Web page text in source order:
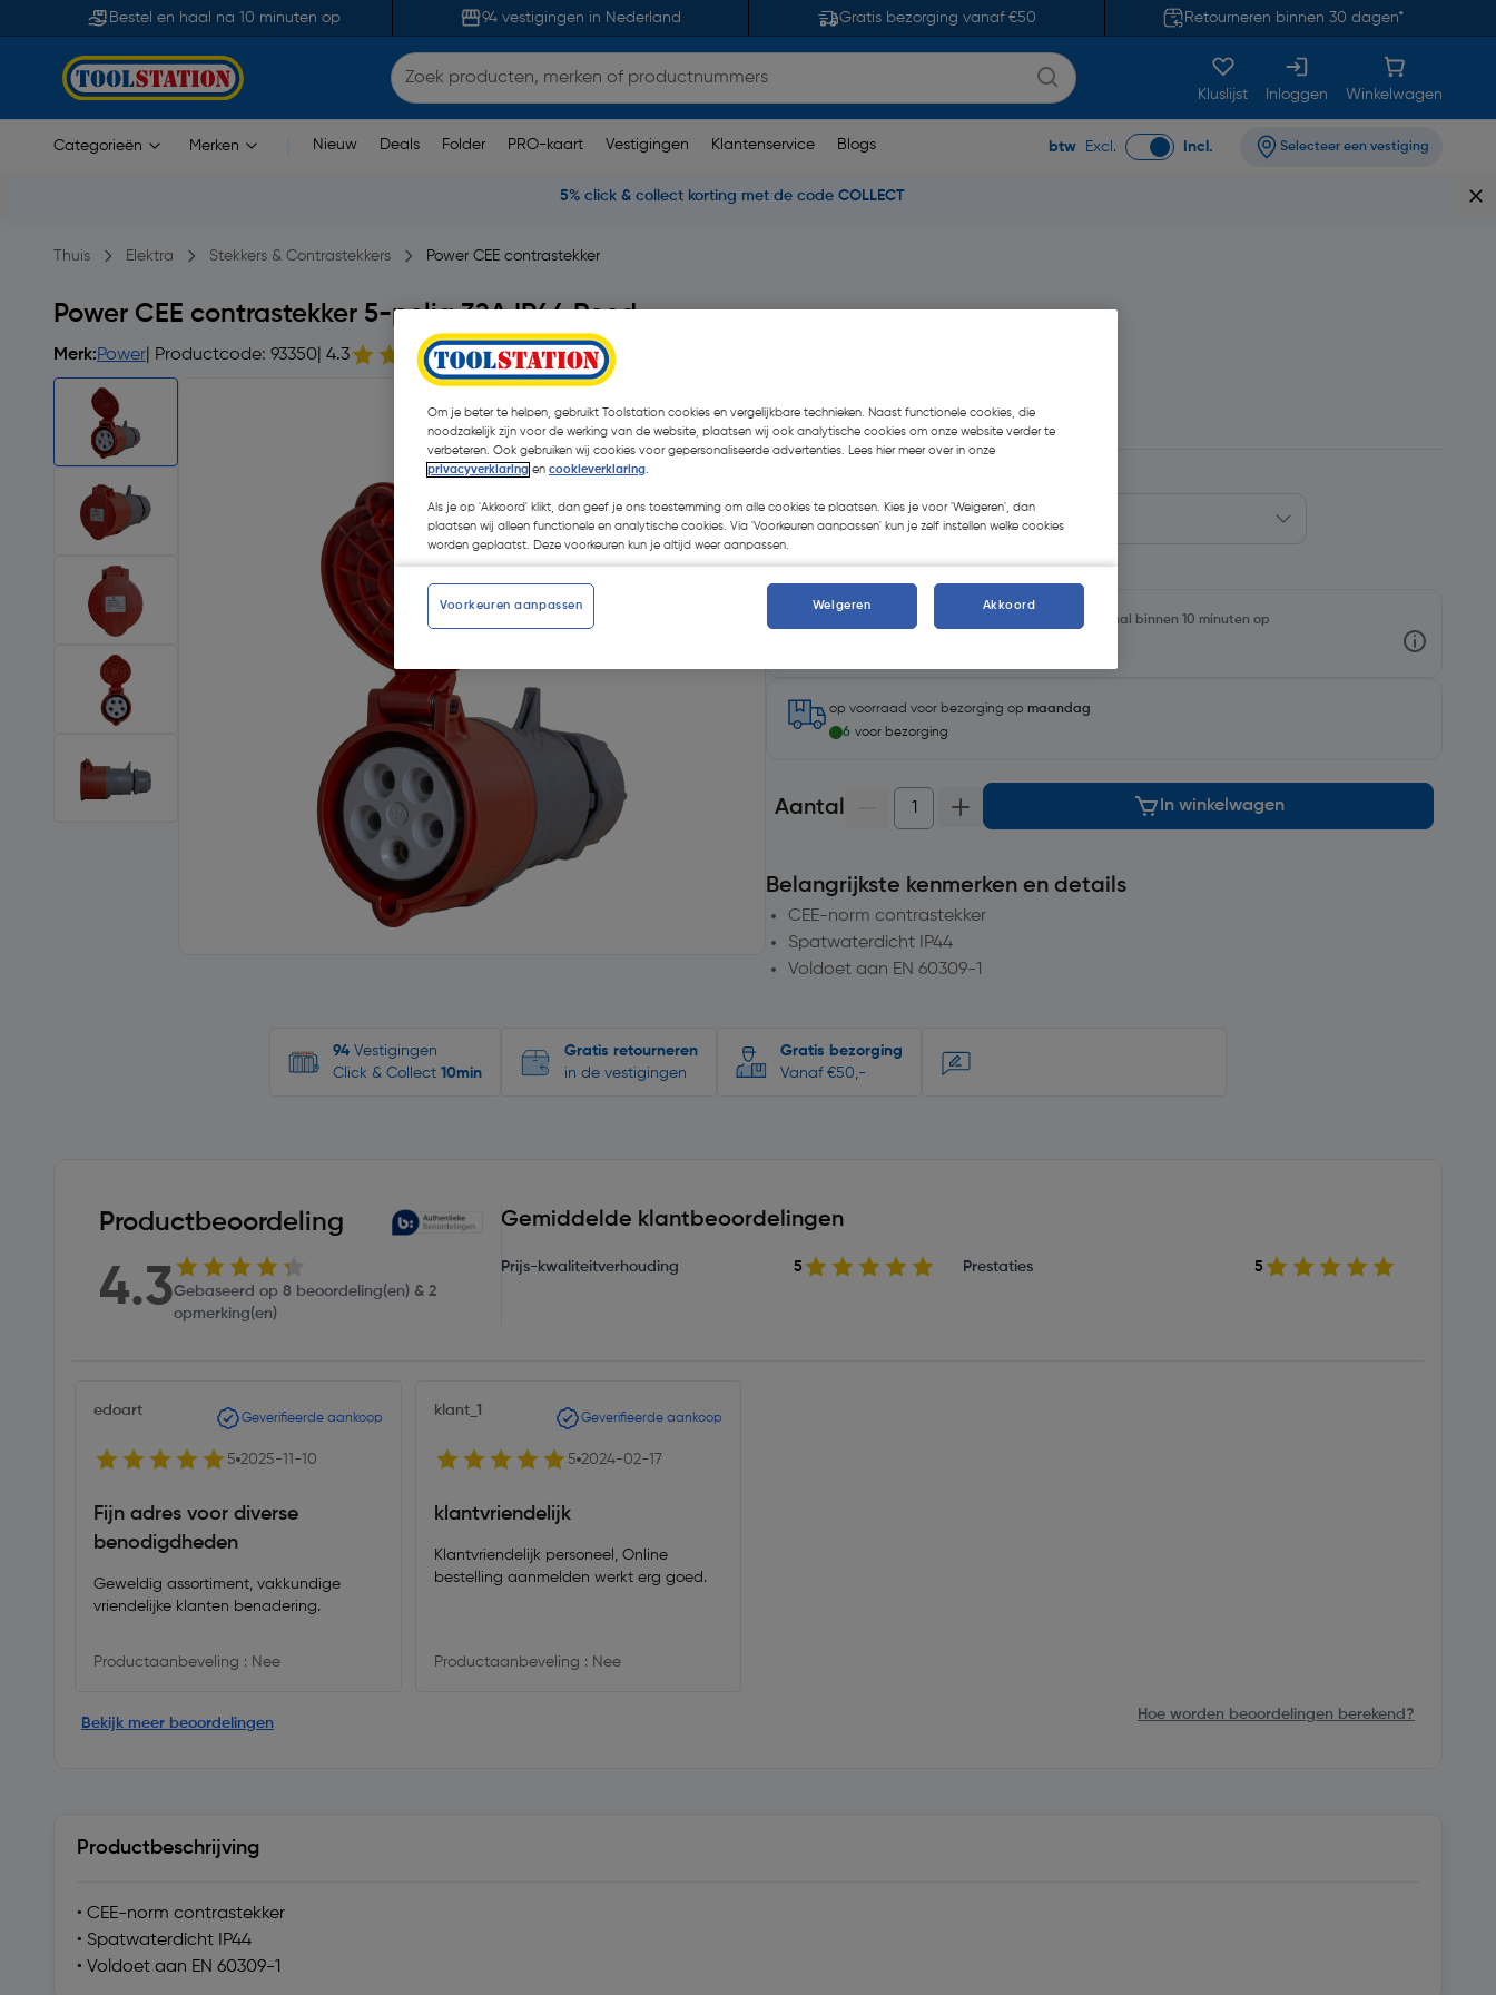
Bestel en haal na 10 minuten op 94 vestigingen in Nederland Gratis bezorging vanaf €50 Retourneren binnen 30 dagen*
Kluslijst Inloggen Winkelwagen
Categorieën Merken Nieuw Deals Folder PRO-kaart Vestigingen Klantenservice Blogs btw Excl. Incl. Selecteer een vestiging
5% click & collect korting met de code COLLECT
Thuis Elektra Stekkers & Contrastekkers Power CEE contrastekker
Power CEE contrastekker 5-polig 32A IP44 Rood
Merk:Power | Productcode: 93350 | 4.3 8 opmerking(en)| Stuk
€ 6,92 | Excl. btw € 5,72
Selecteer winkel - Bekijk voorraadniveaus en haal binnen 10 minuten op
op voorraad voor bezorging op maandag
6 voor bezorging
Aantal In winkelwagen
Belangrijkste kenmerken en details
CEE-norm contrastekker
Spatwaterdicht IP44
Voldoet aan EN 60309-1
94 Vestigingen
Click & Collect 10min
Gratis retourneren
in de vestigingen
Gratis bezorging
Vanaf €50,-
Productbeoordeling
4.3Gebaseerd op 8 beoordeling(en) & 2
opmerking(en)
Gemiddelde klantbeoordelingen
Prijs-kwaliteitverhouding 5 Prestaties 5
edoart Geverifieerde aankoop
5 2025-11-10
Fijn adres voor diverse
benodigdheden
Geweldig assortiment, vakkundige
vriendelijke klanten benadering.
Productaanbeveling : Nee
klant_1 Geverifieerde aankoop
5 2024-02-17
klantvriendelijk
Klantvriendelijk personeel, Online
bestelling aanmelden werkt erg goed.
Productaanbeveling : Nee
Bekijk meer beoordelingen
Hoe worden beoordelingen berekend?
Productbeschrijving
• CEE-norm contrastekker
• Spatwaterdicht IP44
• Voldoet aan EN 60309-1
Om je beter te helpen, gebruikt Toolstation cookies en vergelijkbare technieken. Naast functionele cookies, die
noodzakelijk zijn voor de werking van de website, plaatsen wij ook analytische cookies om onze website verder te
verbeteren. Ook gebruiken wij cookies voor gepersonaliseerde advertenties. Lees hier meer over in onze
privacyverklaring en cookieverklaring.
Als je op 'Akkoord' klikt, dan geef je ons toestemming om alle cookies te plaatsen. Kies je voor 'Weigeren', dan
plaatsen wij alleen functionele en analytische cookies. Via 'Voorkeuren aanpassen' kun je zelf instellen welke cookies
worden geplaatst. Deze voorkeuren kun je altijd weer aanpassen.
Voorkeuren aanpassen Weigeren Akkoord